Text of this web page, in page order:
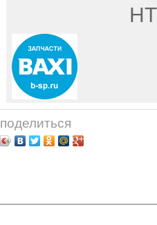
HT
поделиться